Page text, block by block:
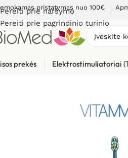
Pereiti prie naršymo
Pereiti prie pagrindinio turinio
pristatymas nuo 100€
prekės Elektrostimuliatoriai
Sveikatos priežiūrai